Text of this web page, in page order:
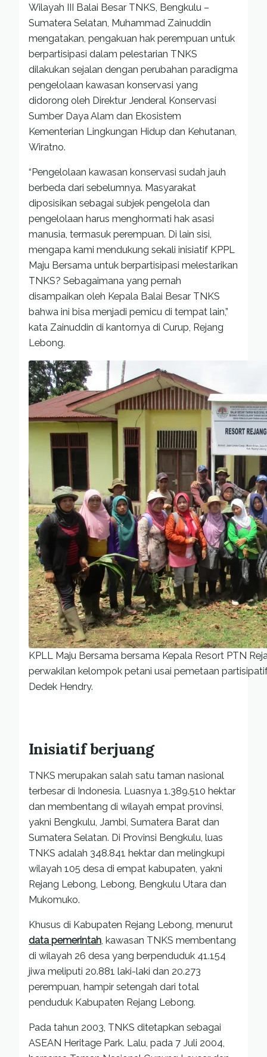
Wilayah III Balai Besar TNKS, Bengkulu –
Sumatera Selatan, Muhammad Zainuddin
mengatakan, pengakuan hak perempuan untuk
berpartisipasi dalam pelestarian TNKS
dilakukan sejalan dengan perubahan paradigma
pengelolaan kawasan konservasi yang
didorong oleh Direktur Jenderal Konservasi
Sumber Daya Alam dan Ekosistem
Kementerian Lingkungan Hidup dan Kehutanan,
Wiratno.
“Pengelolaan kawasan konservasi sudah jauh
berbeda dari sebelumnya. Masyarakat
diposisikan sebagai subjek pengelola dan
pengelolaan harus menghormati hak asasi
manusia, termasuk perempuan. Di lain sisi,
mengapa kami mendukung sekali inisiatif KPPL
Maju Bersama untuk berpartisipasi melestarikan
TNKS? Sebagaimana yang pernah
disampaikan oleh Kepala Balai Besar TNKS
bahwa ini bisa menjadi pemicu di tempat lain,”
kata Zainuddin di kantornya di Curup, Rejang
Lebong.
KPLL Maju Bersama bersama Kepala Resort PTN
perwakilan kelompok petani usai pemetaan
Dedek Hendry.
Inisiatif berjuang
TNKS merupakan salah satu taman nasional
terbesar di Indonesia. Luasnya 1.389.510 hektar
dan membentang di wilayah empat provinsi,
yakni Bengkulu, Jambi, Sumatera Barat dan
Sumatera Selatan. Di Provinsi Bengkulu, luas
TNKS adalah 348.841 hektar dan melingkupi
wilayah 105 desa di empat kabupaten, yakni
Rejang Lebong, Lebong, Bengkulu Utara dan
Mukomuko.
Khusus di Kabupaten Rejang Lebong, menurut
data pemerintah, kawasan TNKS membentang
di wilayah 26 desa yang berpenduduk 41.154
jiwa meliputi 20.881 laki-laki dan 20.273
perempuan, hampir setengah dari total
penduduk Kabupaten Rejang Lebong.
Pada tahun 2003, TNKS ditetapkan sebagai
ASEAN Heritage Park. Lalu, pada 7 Juli 2004,